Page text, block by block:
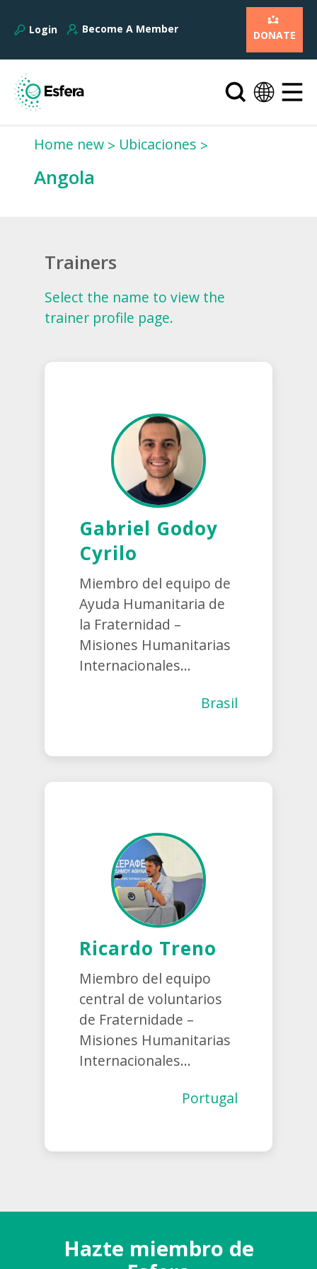
Login Become A Member DONATE
Home new Ubicaciones
Angola
Trainers
Select the name to view the
trainer profile page.
Gabriel Godoy
Cyrilo
Miembro del equipo de
Ayuda Humanitaria de
la Fraternidad –
Misiones Humanitarias
Internacionales...
Brasil
Ricardo Treno
Miembro del equipo
central de voluntarios
de Fraternidade –
Misiones Humanitarias
Internacionales...
Portugal
Hazte miembro de